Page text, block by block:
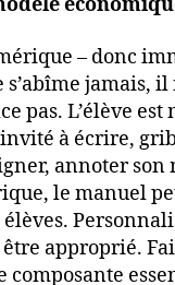
– donc
jamais, il
pas. L’élève
à écrire,
annoter son
le manuel
élèves.
approprié.
composante